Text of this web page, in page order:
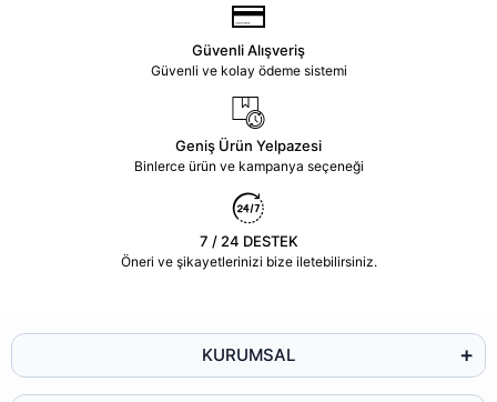
Güvenli Alışveriş
Güvenli ve kolay ödeme sistemi
Geniş Ürün Yelpazesi
Binlerce ürün ve kampanya seçeneği
7 / 24 DESTEK
Öneri ve şikayetlerinizi bize iletebilirsiniz.
KURUMSAL